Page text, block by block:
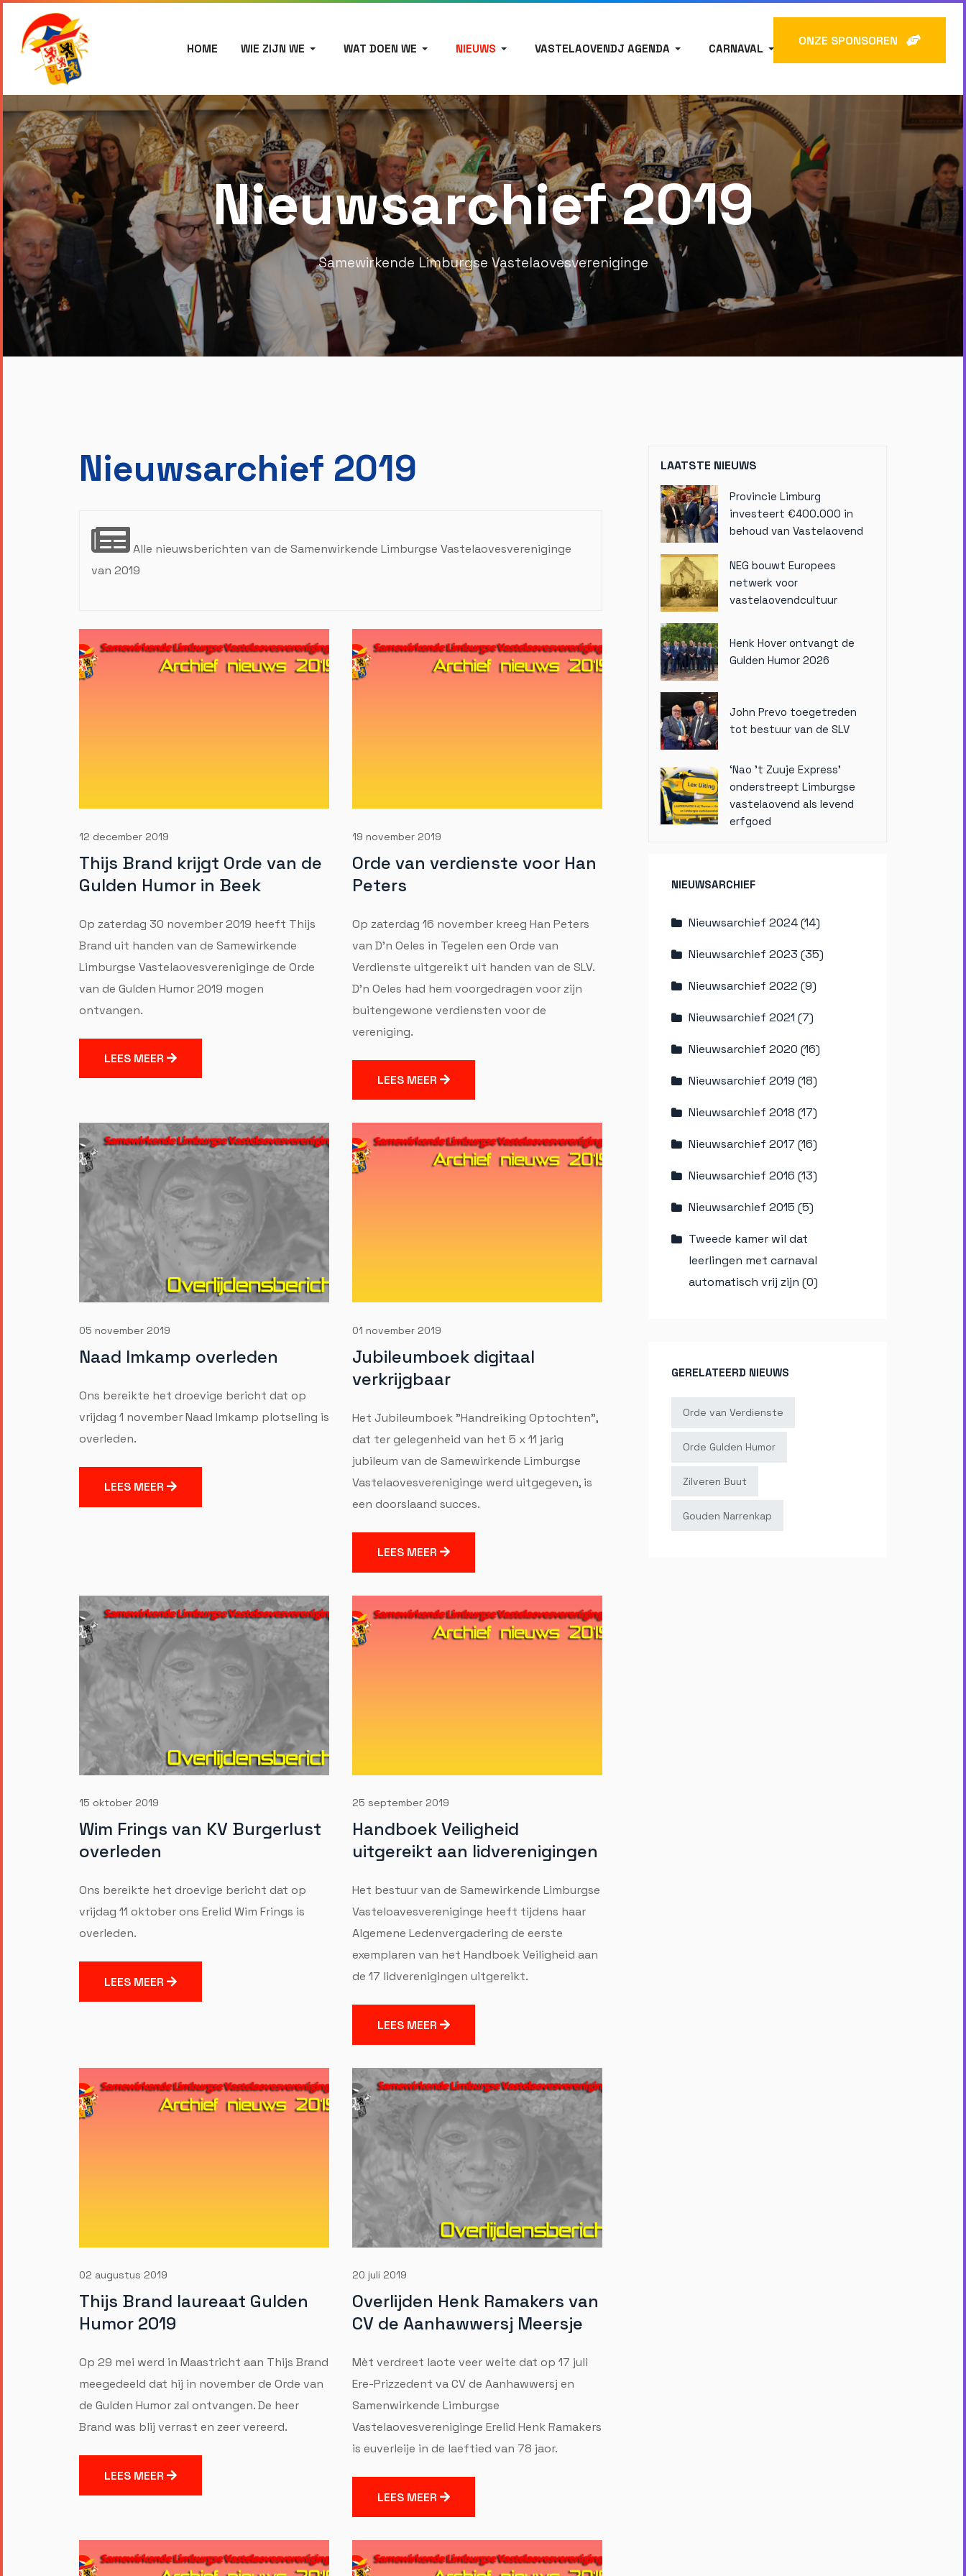
HOME WIE ZIJN WE WAT DOEN WE NIEUWS VASTELAOVENDJ AGENDA CARNAVAL
ONZE SPONSOREN
Nieuwsarchief 2019
Samewirkende Limburgse Vastelaovesvereniginge
Nieuwsarchief 2019
Alle nieuwsberichten van de Samenwirkende Limburgse Vastelaovesvereniginge
van 2019
12 december 2019
Thijs Brand krijgt Orde van de
Gulden Humor in Beek
Op zaterdag 30 november 2019 heeft Thijs
Brand uit handen van de Samewirkende
Limburgse Vastelaovesvereniginge de Orde
van de Gulden Humor 2019 mogen
ontvangen.
LEES MEER
19 november 2019
Orde van verdienste voor Han
Peters
Op zaterdag 16 november kreeg Han Peters
van D'n Oeles in Tegelen een Orde van
Verdienste uitgereikt uit handen van de SLV.
D'n Oeles had hem voorgedragen voor zijn
buitengewone verdiensten voor de
vereniging.
LEES MEER
05 november 2019
Naad Imkamp overleden
Ons bereikte het droevige bericht dat op
vrijdag 1 november Naad Imkamp plotseling is
overleden.
LEES MEER
01 november 2019
Jubileumboek digitaal
verkrijgbaar
Het Jubileumboek "Handreiking Optochten",
dat ter gelegenheid van het 5 x 11 jarig
jubileum van de Samewirkende Limburgse
Vastelaovesvereniginge werd uitgegeven, is
een doorslaand succes.
LEES MEER
15 oktober 2019
Wim Frings van KV Burgerlust
overleden
Ons bereikte het droevige bericht dat op
vrijdag 11 oktober ons Erelid Wim Frings is
overleden.
LEES MEER
25 september 2019
Handboek Veiligheid
uitgereikt aan lidverenigingen
Het bestuur van de Samewirkende Limburgse
Vasteloavesvereniginge heeft tijdens haar
Algemene Ledenvergadering de eerste
exemplaren van het Handboek Veiligheid aan
de 17 lidverenigingen uitgereikt.
LEES MEER
02 augustus 2019
Thijs Brand laureaat Gulden
Humor 2019
Op 29 mei werd in Maastricht aan Thijs Brand
meegedeeld dat hij in november de Orde van
de Gulden Humor zal ontvangen. De heer
Brand was blij verrast en zeer vereerd.
LEES MEER
20 juli 2019
Overlijden Henk Ramakers van
CV de Aanhawwersj Meersje
Mèt verdreet laote veer weite dat op 17 juli
Ere-Prizzedent va CV de Aanhawwersj en
Samenwirkende Limburgse
Vastelaovesvereniginge Erelid Henk Ramakers
is euverleije in de laeftied van 78 jaor.
LEES MEER
LAATSTE NIEUWS
Provincie Limburg
investeert €400.000 in
behoud van Vastelaovend
NEG bouwt Europees
netwerk voor
vastelaovendcultuur
Henk Hover ontvangt de
Gulden Humor 2026
John Prevo toegetreden
tot bestuur van de SLV
‘Nao ’t Zuuje Express’
onderstreept Limburgse
vastelaovend als levend
erfgoed
NIEUWSARCHIEF
Nieuwsarchief 2024 (14)
Nieuwsarchief 2023 (35)
Nieuwsarchief 2022 (9)
Nieuwsarchief 2021 (7)
Nieuwsarchief 2020 (16)
Nieuwsarchief 2019 (18)
Nieuwsarchief 2018 (17)
Nieuwsarchief 2017 (16)
Nieuwsarchief 2016 (13)
Nieuwsarchief 2015 (5)
Tweede kamer wil dat
leerlingen met carnaval
automatisch vrij zijn (0)
GERELATEERD NIEUWS
Orde van Verdienste
Orde Gulden Humor
Zilveren Buut
Gouden Narrenkap